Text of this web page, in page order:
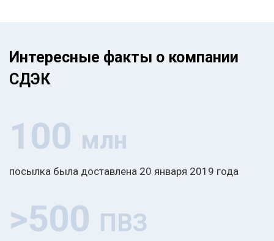
Интересные факты о компании
СДЭК
100 млн
посылка была доставлена 20 января 2019 года
>500 ПВЗ